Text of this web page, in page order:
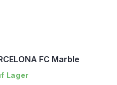
FC Marble
Lager